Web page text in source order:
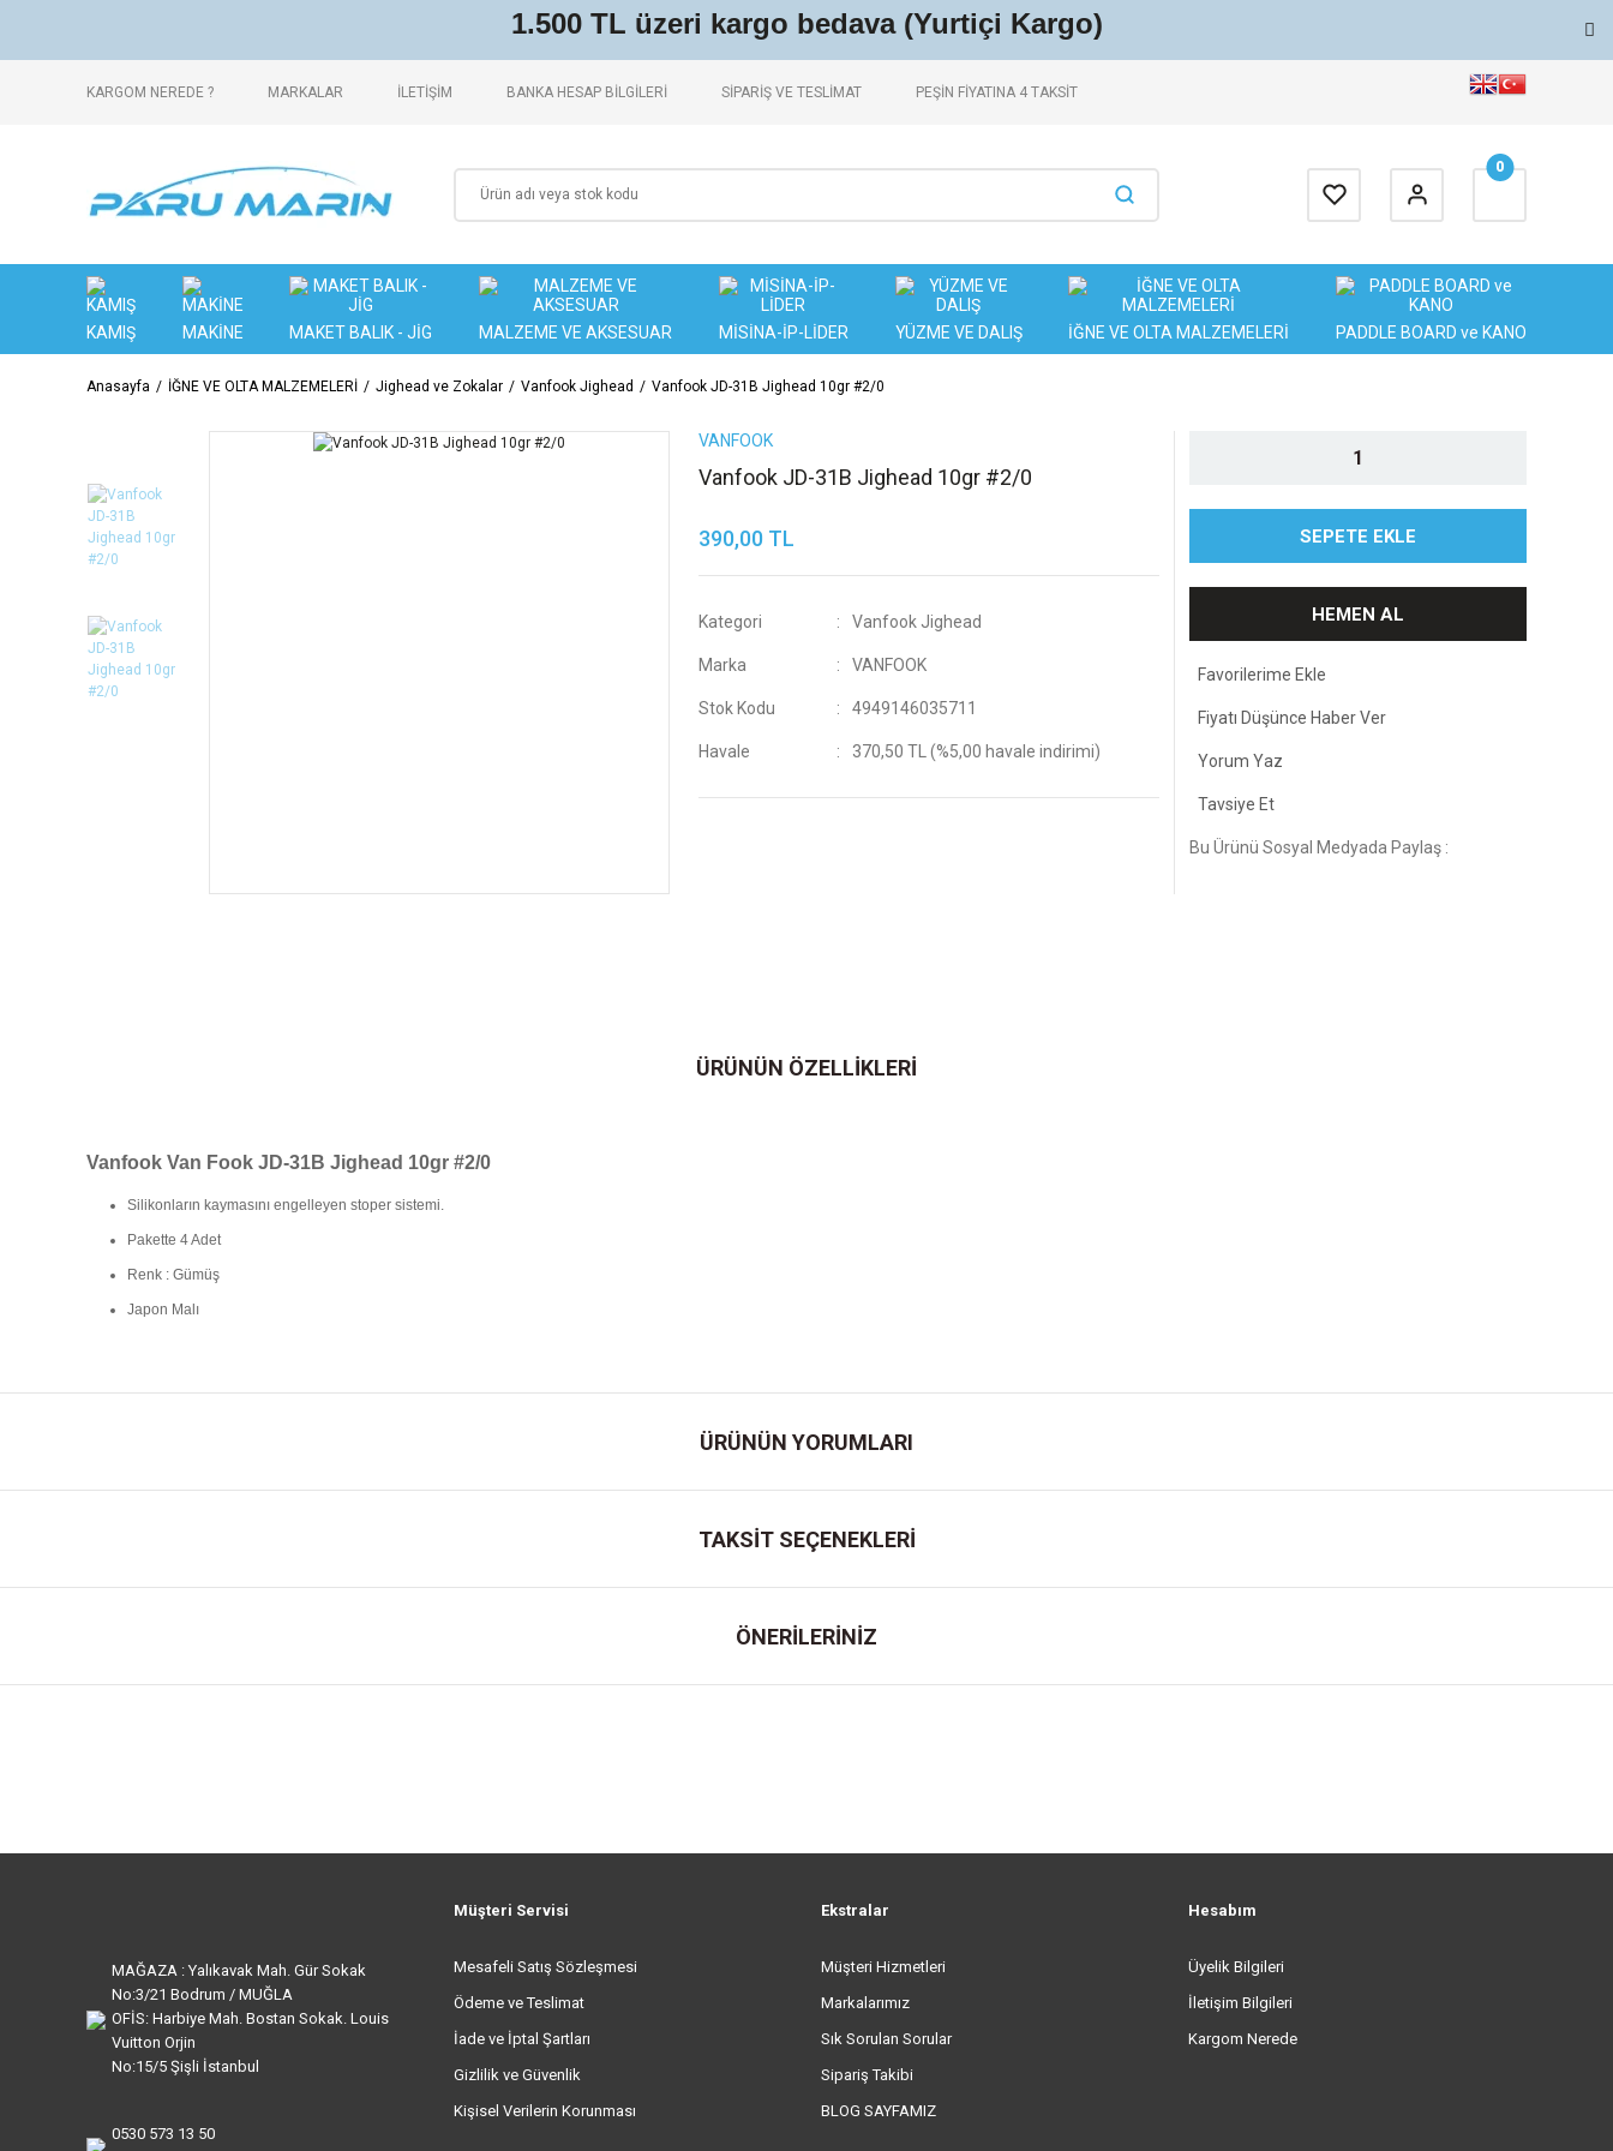
1.500 TL üzeri kargo bedava (Yurtiçi Kargo)
KARGOM NEREDE ? MARKALAR İLETİŞİM BANKA HESAP BİLGİLERİ SİPARİŞ VE TESLİMAT PEŞİN FİYATINA 4 TAKSİT
0
KAMIŞ MAKİNE MAKET BALIK - JİG MALZEME VE AKSESUAR MİSİNA-İP-LİDER YÜZME VE DALIŞ İĞNE VE OLTA MALZEMELERİ PADDLE BOARD ve KANO
Anasayfa İĞNE VE OLTA MALZEMELERİ Jighead ve Zokalar Vanfook Jighead Vanfook JD-31B Jighead 10gr #2/0
VANFOOK
Vanfook JD-31B Jighead 10gr #2/0
390,00 TL
Kategori Vanfook Jighead
Marka VANFOOK
Stok Kodu 4949146035711
Havale 370,50 TL (%5,00 havale indirimi)
SEPETE EKLE
HEMEN AL
Fiyatı Düşünce Haber Ver
Yorum Yaz
Tavsiye Et
Bu Ürünü Sosyal Medyada Paylaş :
ÜRÜNÜN ÖZELLİKLERİ
Vanfook Van Fook JD-31B Jighead 10gr #2/0
Silikonların kaymasını engelleyen stoper sistemi.
Pakette 4 Adet
Renk : Gümüş
Japon Malı
ÜRÜNÜN YORUMLARI
TAKSİT SEÇENEKLERİ
ÖNERİLERİNİZ
MAĞAZA : Yalıkavak Mah. Gür Sokak
No:3/21 Bodrum / MUĞLA
OFİS: Harbiye Mah. Bostan Sokak. Louis
Vuitton Orjin
No:15/5 Şişli İstanbul
0530 573 13 50
Müşteri Servisi
Mesafeli Satış Sözleşmesi
Ödeme ve Teslimat
İade ve İptal Şartları
Gizlilik ve Güvenlik
Kişisel Verilerin Korunması
Ekstralar
Müşteri Hizmetleri
Markalarımız
Sık Sorulan Sorular
Sipariş Takibi
BLOG SAYFAMIZ
Hesabım
Üyelik Bilgileri
İletişim Bilgileri
Kargom Nerede